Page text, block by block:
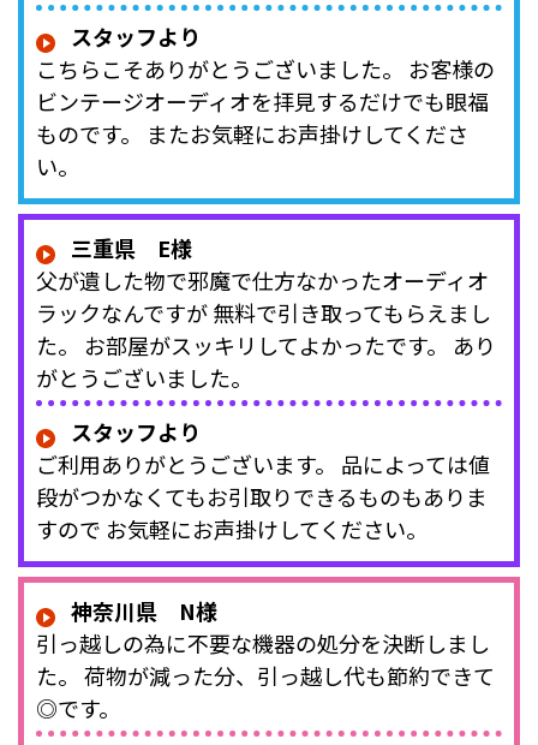
スタッフより
こちらこそありがとうございました。 お客様の
ビンテージオーディオを拝見するだけでも眼福
ものです。 またお気軽にお声掛けしてくださ
い。
三重県 E様
父が遺した物で邪魔で仕方なかったオーディオ
ラックなんですが 無料で引き取ってもらえまし
た。 お部屋がスッキリしてよかったです。 あり
がとうございました。
スタッフより
ご利用ありがとうございます。 品によっては値
段がつかなくてもお引取りできるものもありま
すので お気軽にお声掛けしてください。
神奈川県 N様
引っ越しの為に不要な機器の処分を決断しまし
た。 荷物が減った分、引っ越し代も節約できて
◎です。